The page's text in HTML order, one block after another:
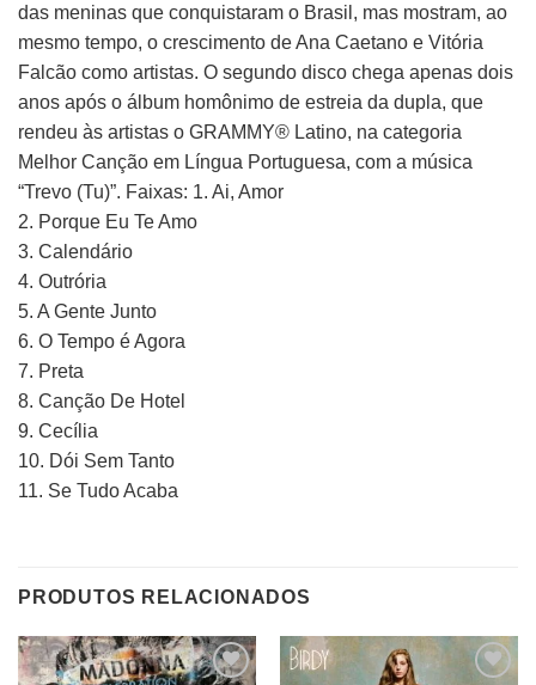
das meninas que conquistaram o Brasil, mas mostram, ao
mesmo tempo, o crescimento de Ana Caetano e Vitória
Falcão como artistas. O segundo disco chega apenas dois
anos após o álbum homônimo de estreia da dupla, que
rendeu às artistas o GRAMMY® Latino, na categoria
Melhor Canção em Língua Portuguesa, com a música
“Trevo (Tu)”. Faixas: 1. Ai, Amor
2. Porque Eu Te Amo
3. Calendário
4. Outrória
5. A Gente Junto
6. O Tempo é Agora
7. Preta
8. Canção De Hotel
9. Cecília
10. Dói Sem Tanto
11. Se Tudo Acaba
PRODUTOS RELACIONADOS